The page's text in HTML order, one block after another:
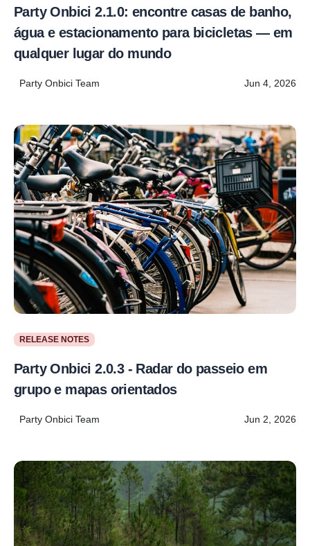
Party Onbici 2.1.0: encontre casas de banho,
água e estacionamento para bicicletas — em
qualquer lugar do mundo
Party Onbici Team Jun 4, 2026
RELEASE NOTES
Party Onbici 2.0.3 - Radar do passeio em
grupo e mapas orientados
Party Onbici Team Jun 2, 2026